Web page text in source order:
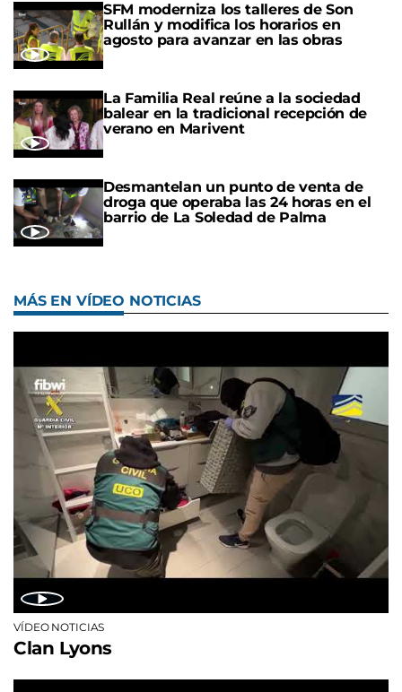
SFM moderniza los talleres de Son
Rullán y modifica los horarios en
agosto para avanzar en las obras
La Familia Real reúne a la sociedad
balear en la tradicional recepción de
verano en Marivent
Desmantelan un punto de venta de
droga que operaba las 24 horas en el
barrio de La Soledad de Palma
MÁS EN VÍDEO NOTICIAS
VÍDEO NOTICIAS
Clan Lyons